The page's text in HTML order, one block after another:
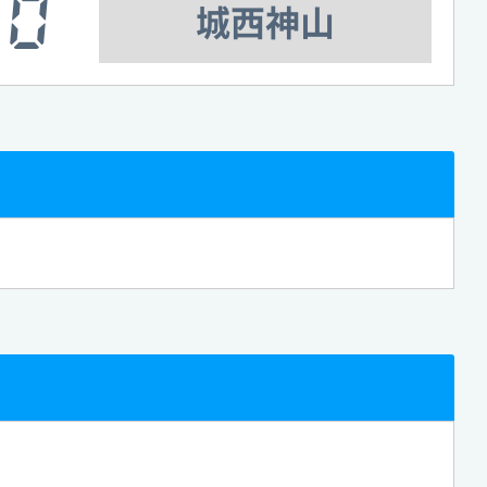
0 城西神山